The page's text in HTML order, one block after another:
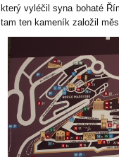
který vyléčil syna bohaté
tam ten kameník založil